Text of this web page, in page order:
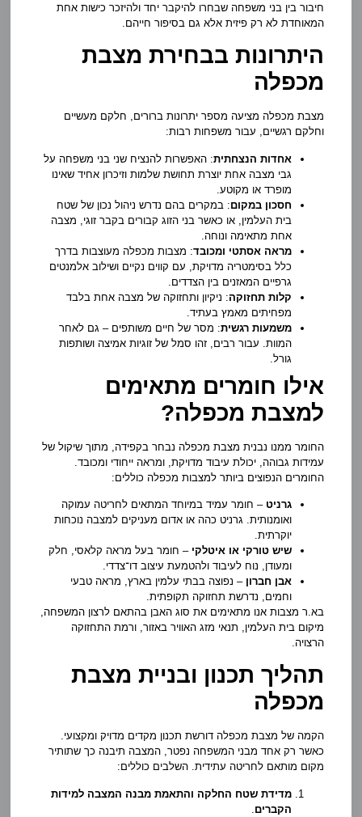
חיבור בין בני משפחה שבחרו להיקבר יחד ולהיזכר כישות אחת
המאוחדת לא רק פיזית אלא גם בסיפור חייהם.
היתרונות בבחירת מצבת
מכפלה
מצבת מכפלה מציעה מספר יתרונות ברורים, חלקם מעשיים
וחלקם רגשיים, עבור משפחות רבות:
אחדות הנצחתית: האפשרות להנציח שני בני משפחה על
גבי מצבה אחת יוצרת תחושת שלמות וזיכרון אחיד שאינו
מופרד או מקוטע.
חסכון במקום: במקרים בהם נדרש ניהול נכון של שטח
בית העלמין, או כאשר בני הזוג קבורים בקבר זוגי, מצבה
אחת מתאימה ונוחה.
מראה אסתטי ומכובד: מצבות מכפלה מעוצבות בדרך
כלל בסימטריה מדויקת, עם קווים נקיים ושילוב אלמנטים
גרפיים המאזנים בין הצדדים.
קלות תחזוקה: ניקיון ותחזוקה של מצבה אחת בלבד
מפחיתים מאמץ בעתיד.
משמעות רגשית: מסר של חיים משותפים – גם לאחר
המוות. עבור רבים, זהו סמל של זוגיות אמיצה ושותפות
גורל.
אילו חומרים מתאימים
למצבת מכפלה?
החומר ממנו נבנית מצבת מכפלה נבחר בקפידה, מתוך שיקול של
עמידות גבוהה, יכולת עיבוד מדויקת, ומראה ייחודי ומכובד.
החומרים הנפוצים ביותר למצבות מכפלה כוללים:
גרניט – חומר עמיד במיוחד המתאים לחריטה עמוקה
ואומנותית. גרניט כהה או אדום מעניקים למצבה נוכחות
יוקרתית.
שיש טורקי או איטלקי – חומר בעל מראה קלאסי, חלק
ומעודן, נוח לעיבוד ולהטמעת עיצוב דו־צדדי.
אבן חברון – נפוצה בבתי עלמין בארץ, מראה טבעי
וחמים, נדרשת תחזוקה תקופתית.
בא.ר מצבות אנו מתאימים את סוג האבן בהתאם לרצון המשפחה,
מיקום בית העלמין, תנאי מזג האוויר באזור, ורמת התחזוקה
הרצויה.
תהליך תכנון ובניית מצבת
מכפלה
הקמה של מצבת מכפלה דורשת תכנון מקדים מדויק ומקצועי.
כאשר רק אחד מבני המשפחה נפטר, המצבה תיבנה כך שתותיר
מקום מותאם לחריטה עתידית. השלבים כוללים:
מדידת שטח החלקה והתאמת מבנה המצבה למידות
הקברים